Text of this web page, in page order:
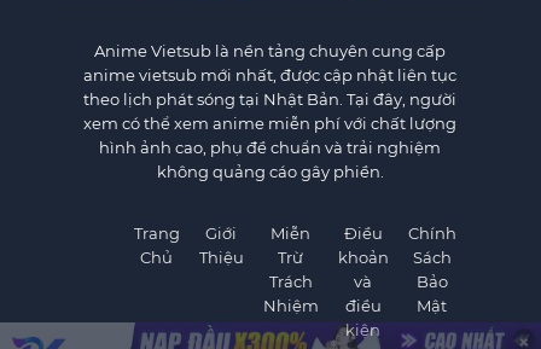
Anime Vietsub là nền tảng chuyên cung cấp
anime vietsub mới nhất, được cập nhật liên tục
theo lịch phát sóng tại Nhật Bản. Tại đây, người
xem có thể xem anime miễn phí với chất lượng
hình ảnh cao, phụ đề chuẩn và trải nghiệm
không quảng cáo gây phiền.
Trang
Chủ
Giới
Thiệu
Miễn
Trừ
Trách
Nhiệm
Điều
khoản
và
điều
kiện
Chính
Sách
Bảo
Mật
×